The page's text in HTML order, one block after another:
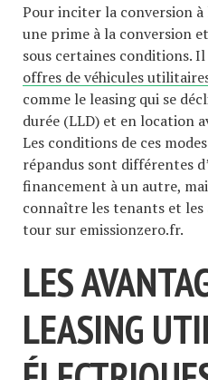
Pour inciter la conversion à
une prime à la conversion
sous certaines conditions.
offres de véhicules
comme le leasing qui se
durée (LLD) et en location
Les conditions de ces
répandus sont différentes
financement à un autre,
connaître les tenants et
tour sur emissionzero.fr.
LES
LEASING